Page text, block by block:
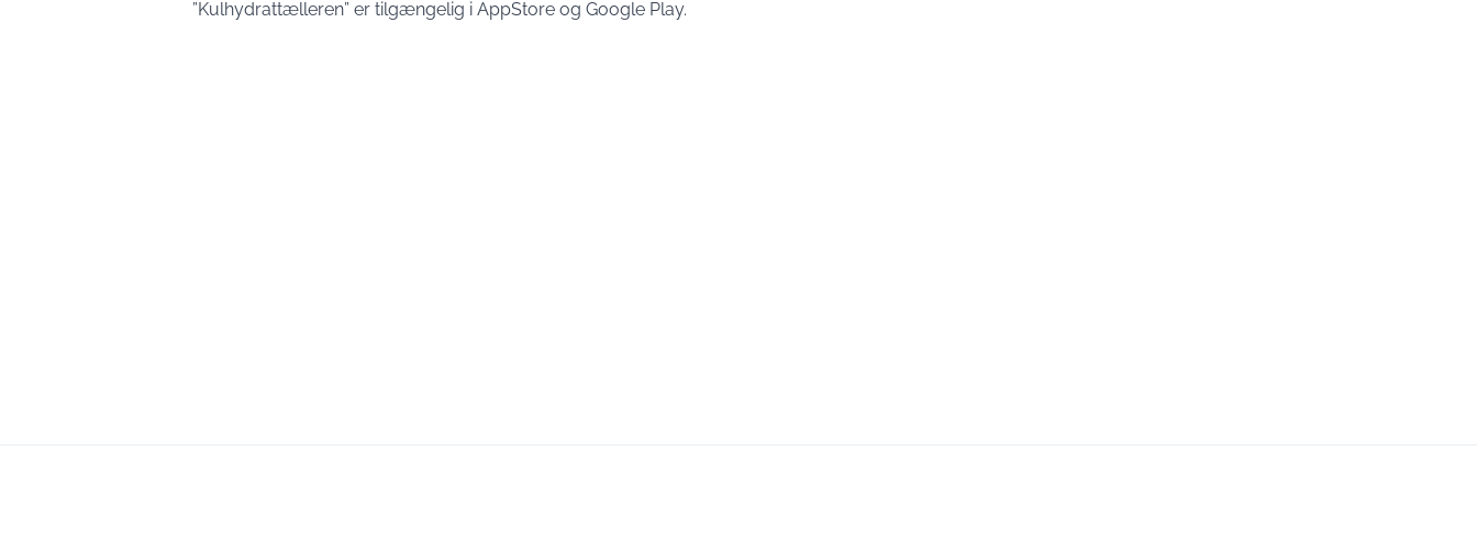
”Kulhydrattælleren” er tilgængelig i AppStore og Google Play.